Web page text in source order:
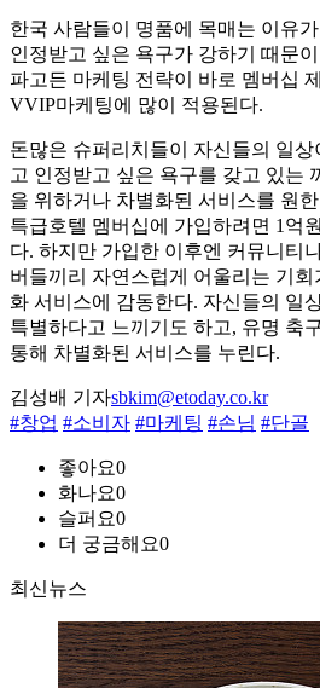
한국 사람들이 명품에 목매는 이유
인정받고 싶은 욕구가 강하기 때문
파고든 마케팅 전략이 바로 멤버십
VVIP마케팅에 많이 적용된다.
돈많은 슈퍼리치들이 자신들의 일
고 인정받고 싶은 욕구를 갖고 있는
을 위하거나 차별화된 서비스를 원
특급호텔 멤버십에 가입하려면 1억
다. 하지만 가입한 이후엔 커뮤니티
버들끼리 자연스럽게 어울리는 기
화 서비스에 감동한다. 자신들의 일
특별하다고 느끼기도 하고, 유명 축
통해 차별화된 서비스를 누린다.
김성배 기자sbkim@etoday.co.kr
#창업 #소비자 #마케팅 #손님 #단골
좋아요0
화나요0
슬퍼요0
더 궁금해요0
최신뉴스